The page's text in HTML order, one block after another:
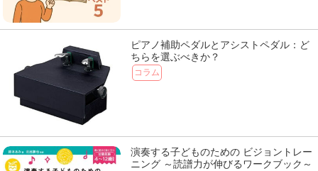
ピアノ補助ペダルとアシストペダル：ど
ちらを選ぶべきか？
コラム
演奏する子どものための ビジョントレー
ニング ～読譜力が伸びるワークブック～